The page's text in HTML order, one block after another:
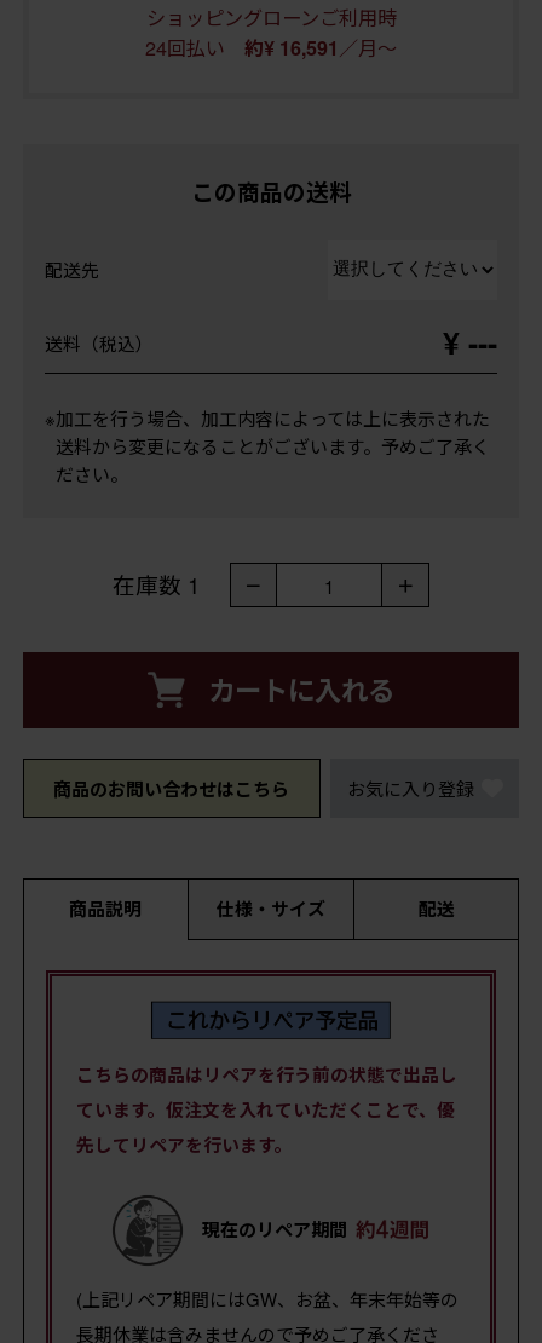
ショッピングローンご利用時
24回払い 約¥ 16,591 ／月～
この商品の送料
配送先
送料（税込） ¥ ---
※加工を行う場合、加工内容によっては上に表示された
送料から変更になることがございます。予めご了承く
ださい。
在庫数 1 － 1 ＋
カートに入れる
商品のお問い合わせはこちら お気に入り登録
商品説明 仕様・サイズ 配送
こちらの商品はリペアを行う前の状態で出品し
ています。仮注文を入れていただくことで、優
先してリペアを行います。
現在のリペア期間
(上記リペア期間にはGW、お盆、年末年始等の
長期休業は含みませんので予めご了承くださ